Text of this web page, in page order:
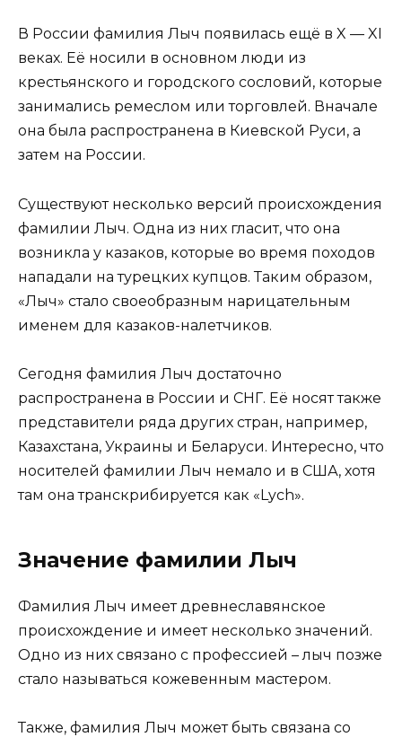
В России фамилия Лыч появилась ещё в X — XI
веках. Её носили в основном люди из
крестьянского и городского сословий, которые
занимались ремеслом или торговлей. Вначале
она была распространена в Киевской Руси, а
затем на России.
Существуют несколько версий происхождения
фамилии Лыч. Одна из них гласит, что она
возникла у казаков, которые во время походов
нападали на турецких купцов. Таким образом,
«Лыч» стало своеобразным нарицательным
именем для казаков-налетчиков.
Сегодня фамилия Лыч достаточно
распространена в России и СНГ. Её носят также
представители ряда других стран, например,
Казахстана, Украины и Беларуси. Интересно, что
носителей фамилии Лыч немало и в США, хотя
там она транскрибируется как «Lych».
Значение фамилии Лыч
Фамилия Лыч имеет древнеславянское
происхождение и имеет несколько значений.
Одно из них связано с профессией – лыч позже
стало называться кожевенным мастером.
Также, фамилия Лыч может быть связана со